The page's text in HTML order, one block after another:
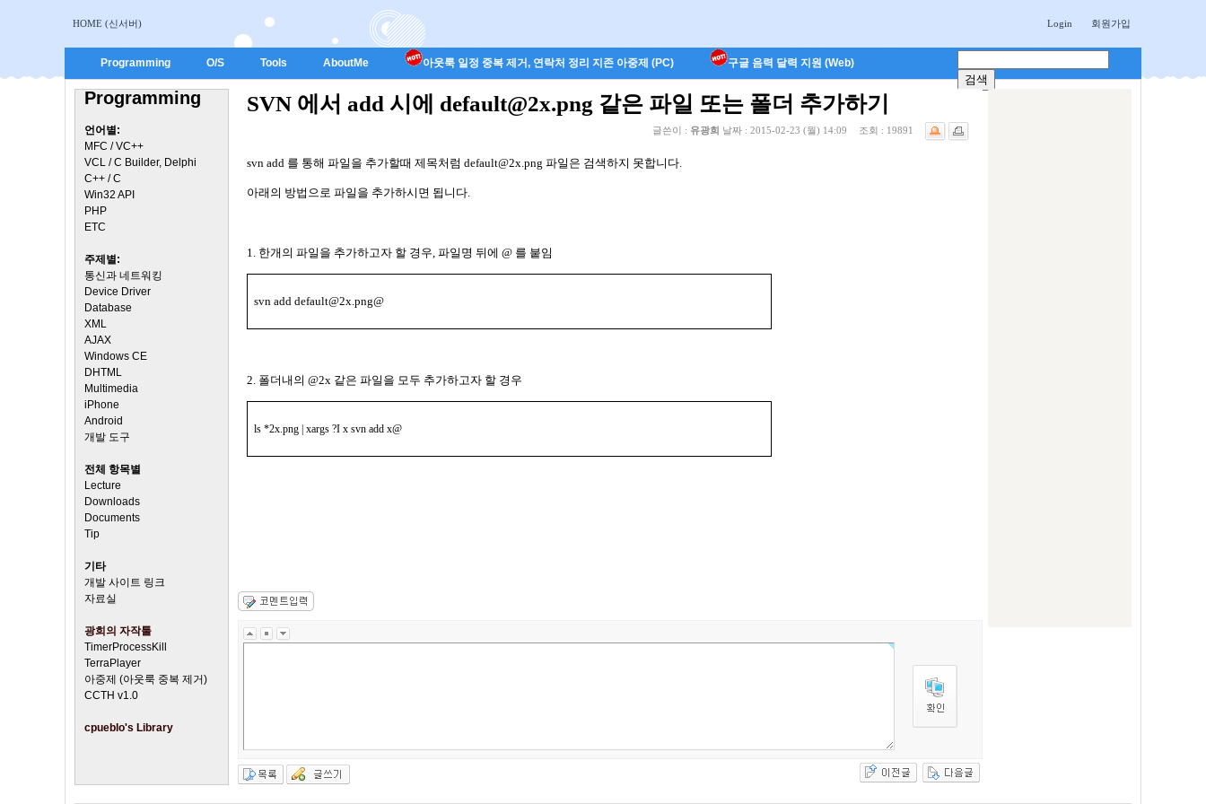
HOME (신서버) Login 회원가입
Programming O/S Tools AboutMe 아웃룩 일정 중복 제거, 연락처 정리 지존 아중제 (PC) 구글 음력 달력 지원 (Web)
Programming
언어별:
MFC / VC++
VCL / C Builder, Delphi
C++ / C
Win32 API
PHP
ETC
주제별:
통신과 네트워킹
Device Driver
Database
XML
AJAX
Windows CE
DHTML
Multimedia
iPhone
Android
개발 도구
전체 항목별
Lecture
Downloads
Documents
Tip
기타
개발 사이트 링크
자료실
광희의 자작툴
TimerProcessKill
TerraPlayer
아중제 (아웃룩 중복 제거)
CCTH v1.0
cpueblo's Library
SVN 에서 add 시에 default@2x.png 같은 파일 또는 폴더 추가하기
글쓴이 : 유광희 날짜 : 2015-02-23 (월) 14:09 조회 : 19891
svn add 를 통해 파일을 추가할때 제목처럼 default@2x.png 파일은 검색하지 못합니다.
아래의 방법으로 파일을 추가하시면 됩니다.
1. 한개의 파일을 추가하고자 할 경우 파일명 뒤에 @ 를 붙임
svn add default@2x.png@
2. 폴더내의 @2x 같은 파일을 모두 추가하고자 할 경우
ls *2x.png | xargs ?I x svn add x@